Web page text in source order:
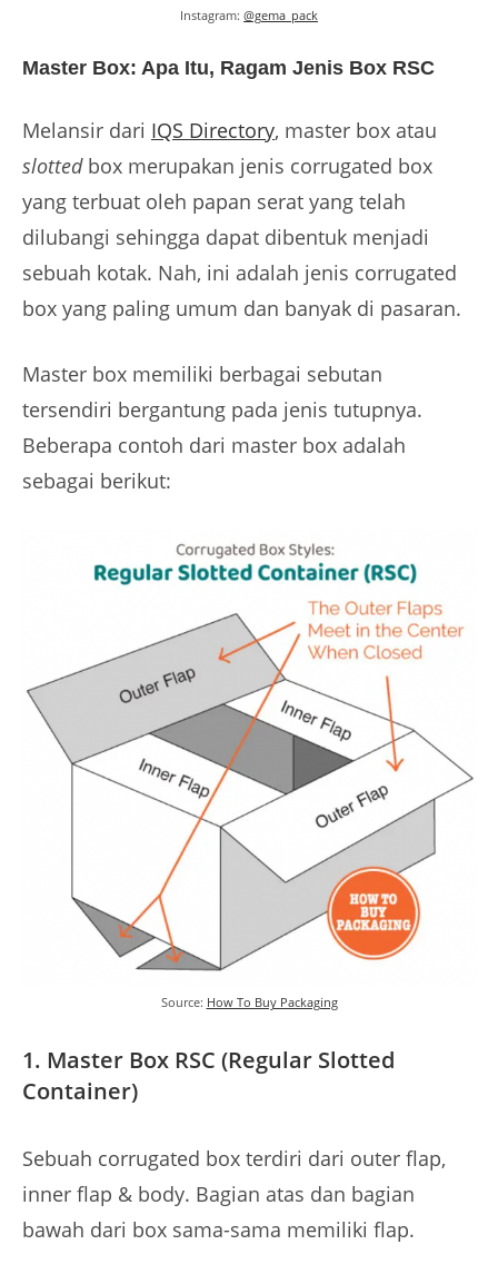
Instagram: @gema_pack
Master Box: Apa Itu, Ragam Jenis Box RSC
Melansir dari IQS Directory, master box atau
slotted box merupakan jenis corrugated box
yang terbuat oleh papan serat yang telah
dilubangi sehingga dapat dibentuk menjadi
sebuah kotak. Nah, ini adalah jenis corrugated
box yang paling umum dan banyak di pasaran.
Master box memiliki berbagai sebutan
tersendiri bergantung pada jenis tutupnya.
Beberapa contoh dari master box adalah
sebagai berikut:
Source: How To Buy Packaging
1. Master Box RSC (Regular Slotted
Container)
Sebuah corrugated box terdiri dari outer flap,
inner flap & body. Bagian atas dan bagian
bawah dari box sama-sama memiliki flap.